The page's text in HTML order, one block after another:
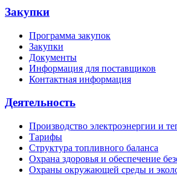
Закупки
Программа закупок
Закупки
Документы
Информация для поставщиков
Контактная информация
Деятельность
Производство электроэнергии и
Тарифы
Структура топливного баланса
Охрана здоровья и обеспечение
Охраны окружающей среды и